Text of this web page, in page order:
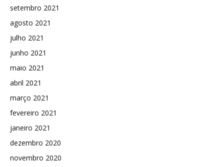
setembro 2021
agosto 2021
julho 2021
junho 2021
maio 2021
abril 2021
março 2021
fevereiro 2021
janeiro 2021
dezembro 2020
novembro 2020